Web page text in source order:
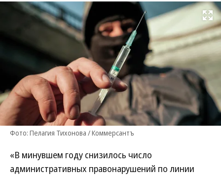
Развернуть
Фото: Пелагия Тихонова / Коммерсантъ
«В минувшем году снизилось число
административных правонарушений по линии